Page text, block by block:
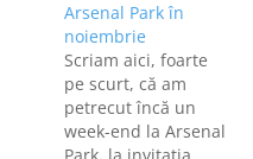
Arsenal Park în
noiembrie
Scriam aici, foarte
pe scurt, că am
petrecut încă un
week-end la Arsenal